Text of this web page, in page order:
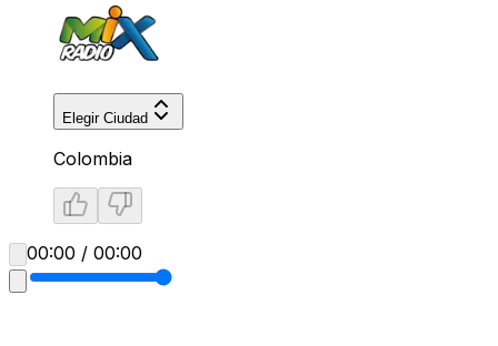
Elegir Ciudad
Colombia
00:00 / 00:00